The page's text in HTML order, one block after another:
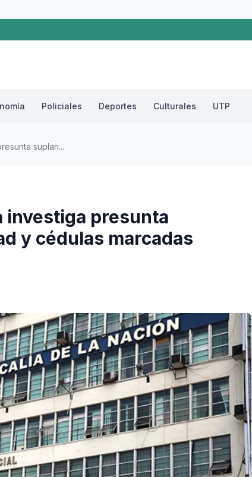
Policiales Deportes Culturales UTP
suplan...
investiga presunta
y cédulas marcadas